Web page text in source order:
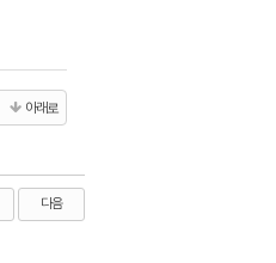
아래로
다음